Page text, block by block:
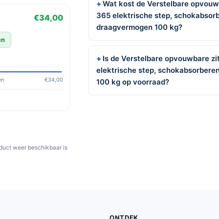
€34,00
€34,00
weer beschikbaar is
Wat kost de Verstelbare
365 elektrische step,
draagvermogen 100 kg?
Is de Verstelbare opvouwbare
elektrische step,
100 kg op voorraad?